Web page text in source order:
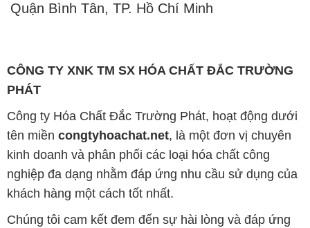
Quận Bình Tân, TP. Hồ Chí Minh
CÔNG TY XNK TM SX HÓA CHẤT ĐẮC TRƯỜNG
PHÁT
Công ty Hóa Chất Đắc Trường Phát, hoạt động dưới
tên miền congtyhoachat.net, là một đơn vị chuyên
kinh doanh và phân phối các loại hóa chất công
nghiệp đa dạng nhằm đáp ứng nhu cầu sử dụng của
khách hàng một cách tốt nhất.
Chúng tôi cam kết đem đến sự hài lòng và đáp ứng